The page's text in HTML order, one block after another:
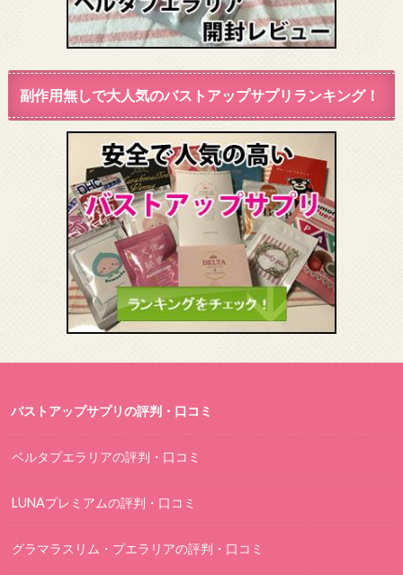
副作用無しで大人気のバストアップサプリランキング！
バストアップサプリの評判・口コミ
ベルタプエラリアの評判・口コミ
LUNAプレミアムの評判・口コミ
グラマラスリム・プエラリアの評判・口コミ